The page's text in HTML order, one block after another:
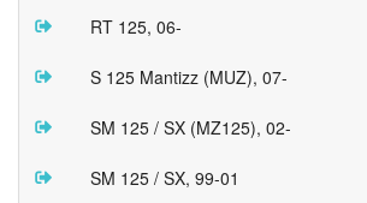
RT 125, 06-
S 125 Mantizz (MUZ), 07-
SM 125 / SX (MZ125), 02-
SM 125 / SX, 99-01